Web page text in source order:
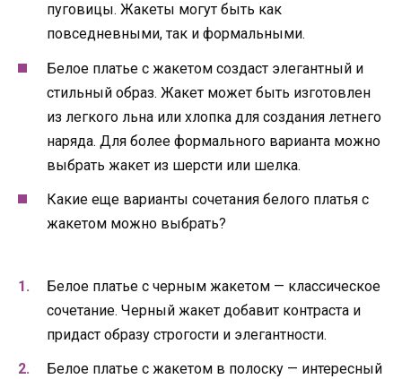
пуговицы. Жакеты могут быть как
повседневными, так и формальными.
Белое платье с жакетом создаст элегантный и
стильный образ. Жакет может быть изготовлен
из легкого льна или хлопка для создания летнего
наряда. Для более формального варианта можно
выбрать жакет из шерсти или шелка.
Какие еще варианты сочетания белого платья с
жакетом можно выбрать?
Белое платье с черным жакетом — классическое
сочетание. Черный жакет добавит контраста и
придаст образу строгости и элегантности.
Белое платье с жакетом в полоску — интересный